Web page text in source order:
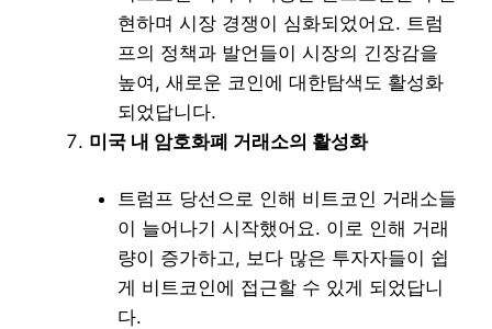
현하며 시장 경쟁이 심화되었어요. 트럼
프의 정책과 발언들이 시장의 긴장감을
높여, 새로운 코인에 대한탐색도 활성화
되었답니다.
미국 내 암호화폐 거래소의 활성화
트럼프 당선으로 인해 비트코인 거래소들
이 늘어나기 시작했어요. 이로 인해 거래
량이 증가하고, 보다 많은 투자자들이 쉽
게 비트코인에 접근할 수 있게 되었답니
다.